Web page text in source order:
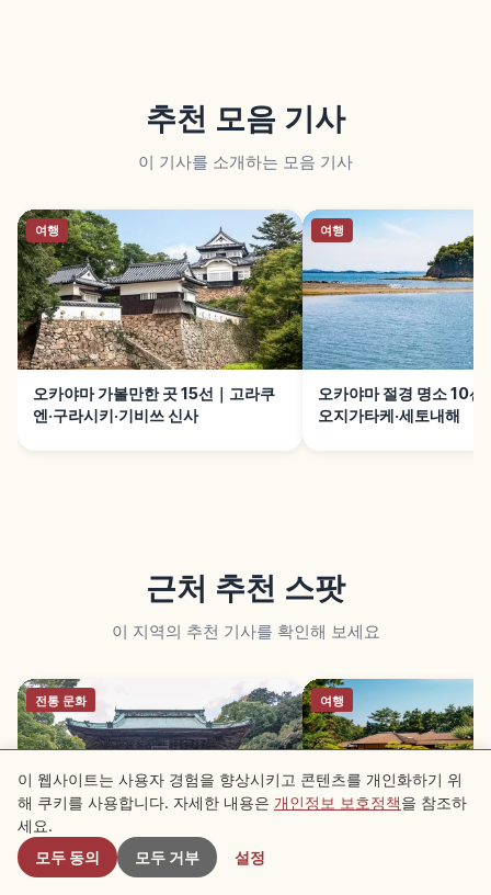
추천 모음 기사
이 기사를 소개하는 모음 기사
여행
오카야마 가볼만한 곳 15선｜고라쿠
엔·구라시키·기비쓰 신사
여행
오카야마 절경 명소 10선
오지가타케·세토내해
근처 추천 스팟
이 지역의 추천 기사를 확인해 보세요
전통 문화
곤피라상｜가가와 고토히라구 1,368
여행
근처 스팟
이 웹사이트는 사용자 경험을 향상시키고 콘텐츠를 개인화하기 위
해 쿠키를 사용합니다. 자세한 내용은 개인정보 보호정책을 참조하
세요.
모두 동의
모두 거부 설정